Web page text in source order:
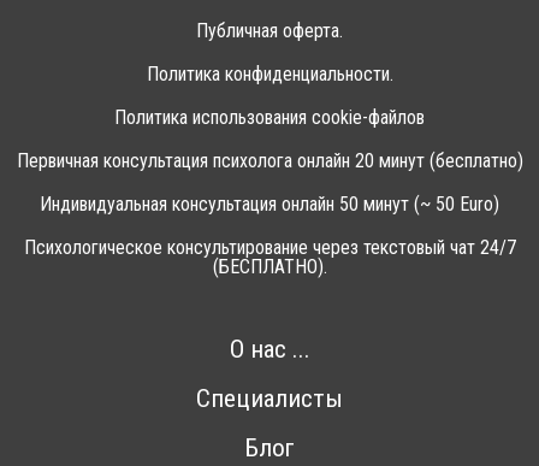
Публичная оферта.
Политика конфиденциальности.
Политика использования cookie-файлов
Первичная консультация психолога онлайн 20 минут (бесплатно)
Индивидуальная консультация онлайн 50 минут (~ 50 Euro)
Психологическое консультирование через текстовый чат 24/7
(БЕСПЛАТНО).
О нас ...
Специалисты
Блог